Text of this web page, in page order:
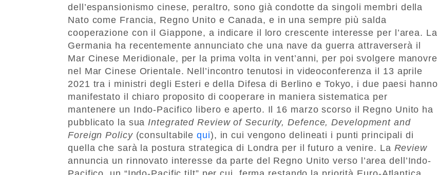
dell’espansionismo cinese, peraltro, sono già condotte da singoli membri della
Nato come Francia, Regno Unito e Canada, e in una sempre più salda
cooperazione con il Giappone, a indicare il loro crescente interesse per l’area. La
Germania ha recentemente annunciato che una nave da guerra attraverserà il
Mar Cinese Meridionale, per la prima volta in vent’anni, per poi svolgere manovre
nel Mar Cinese Orientale. Nell’incontro tenutosi in videoconferenza il 13 aprile
2021 tra i ministri degli Esteri e della Difesa di Berlino e Tokyo, i due paesi hanno
manifestato il chiaro proposito di cooperare in maniera sistematica per
mantenere un Indo-Pacifico libero e aperto. Il 16 marzo scorso il Regno Unito ha
pubblicato la sua Integrated Review of Security, Defence, Development and
Foreign Policy(consultabilequi), in cui vengono delineati i punti principali di
quella che sarà la postura strategica di Londra per il futuro a venire. La Review
annuncia un rinnovato interesse da parte del Regno Unito verso l’area dell’Indo-